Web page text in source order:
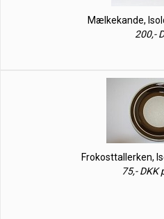
Mælkekande,
200,-
Frokosttallerken,
75,- DKK